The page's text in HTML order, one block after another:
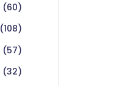
(60)
(108)
(57)
(32)